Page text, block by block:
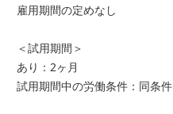
雇用期間の定めなし
＜試用期間＞
あり：2ヶ月
試用期間中の労働条件：同条件